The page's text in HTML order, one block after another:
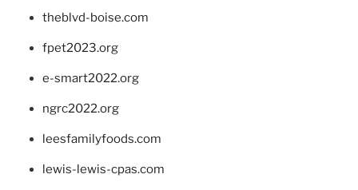
theblvd-boise.com
fpet2023.org
e-smart2022.org
ngrc2022.org
leesfamilyfoods.com
lewis-lewis-cpas.com